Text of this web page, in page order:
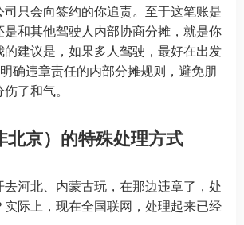
只会向签约的你追责。至于这笔账是
和其他驾驶人内部协商分摊，就是你
建议是，如果多人驾驶，最好在出发
确违章责任的内部分摊规则，避免朋
了和气。
北京）的特殊处理方式
河北、内蒙古玩，在那边违章了，处
际上，现在全国联网，处理起来已经